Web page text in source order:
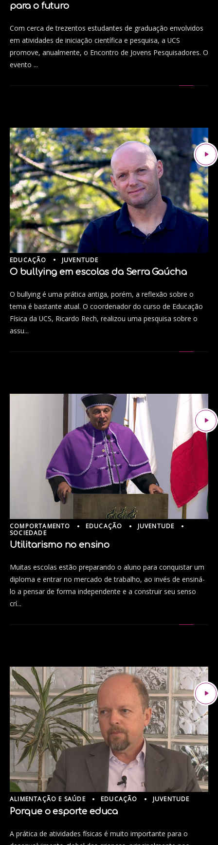
para o futuro
Com cerca de trezentos estudantes de graduação envolvidos
em atividades de iniciação científica e pesquisa, a UCS
promove, anualmente, o Encontro de Jovens Pesquisadores. O
evento ...
EDUCAÇÃO JUVENTUDE
O bullying em escolas da Serra Gaúcha
O bullying é uma prática antiga, porém, a reflexão sobre o
tema é bastante atual. O coordenador do curso de Educação
Física da UCS, Ricardo Rech, realizou uma pesquisa sobre o
assu...
COMPORTAMENTO EDUCAÇÃO
JUVENTUDE
SOCIEDADE
Utilitarismo no ensino
Muitas escolas estão preparando o aluno para conquistar um
diploma e entrar no mercado de trabalho, ao invés de ensiná-
lo a pensar de forma independente e a construir seu senso
crí...
ALIMENTAÇÃO E SAÚDE EDUCAÇÃO JUVENTUDE
Porque o esporte educa
A prática de atividades físicas é muito importante para o